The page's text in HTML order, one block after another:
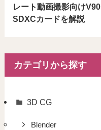
レート動画撮影向けV90
SDXCカードを解説
カテゴリから探す
3D CG
Blender